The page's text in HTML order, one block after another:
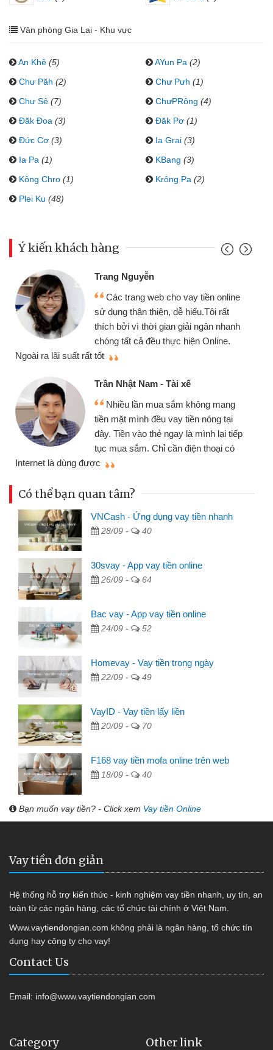
Văn phòng Gia Lai - Khu vực
An Khê (5) AYun Pa (2)
Chư Păh (2) Chư Pưh (1)
Chư Sê (7) ChưPRông (4)
Đăk Đoa (3) Đăk Pơ (1)
Đức Cơ (3) Ia Grai (3)
Ia Pa (1) KBang (3)
Kông Chro (1) Krông Pa (2)
Plei Ku (48)
Ý kiến khách hàng
Trang Nguyễn
Các trang web cho vay tiền online
sử dụng thân thiện, dễ hiểu.Tôi rất
thích bởi vì thời gian giải ngân nhanh
chóng tất cả đều thực hiện Online.
Ngoài ra lãi suất rất tốt
Trần Nhật Nam - Tài xế
Nhiều lần mua sắm không mang
tiền mặt mình đều vay tiền nóng tại
đây. Tiền vào thẻ ngay là mình lại tiếp
tục mua sắm. Chỉ cần điện thoại có
Internet là dùng được
Có thể bạn quan tâm?
VNCash - Ứng dụng vay tiền nhanh
28/09 - 40
30svay - App vay tiền online
26/09 - 64
Bac vay - App vay tiền online
24/09 - 52
Homevay - Vay tiền trong ngày
22/09 - 49
VayID - Vay tiền lấy liền
20/09 - 70
F168 vay tiền mofa online trên web
18/09 - 40
Bạn muốn vay tiền? - Click xem Vay tiền Online
Vay tiền đơn giản
Hệ thống hỗ trợ kiến thức - kinh nghiệm vay tiền nhanh, uy tín, an
toàn từ các ngân hàng, các tổ chức tài chính ở Việt Nam.
Www.vaytiendongian.com không phải là ngân hàng, tổ chức tín
dụng hay công ty cho vay!
Contact Us
Email: info@www.vaytiendongian.com
Category Other link